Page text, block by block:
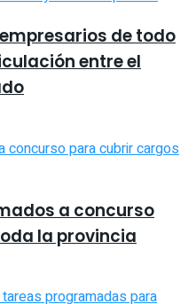
de todo
entre el
a concurso
la provincia